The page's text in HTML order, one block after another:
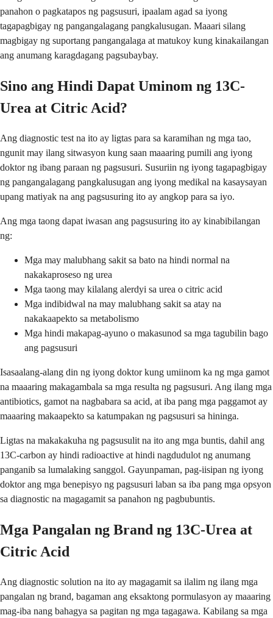
panahon o pagkatapos ng pagsusuri, ipaalam agad sa iyong
tagapagbigay ng pangangalagang pangkalusugan. Maaari silang
magbigay ng suportang pangangalaga at matukoy kung kinakailangan
ang anumang karagdagang pagsubaybay.
Sino ang Hindi Dapat Uminom ng 13C-
Urea at Citric Acid?
Ang diagnostic test na ito ay ligtas para sa karamihan ng mga tao,
ngunit may ilang sitwasyon kung saan maaaring pumili ang iyong
doktor ng ibang paraan ng pagsusuri. Susuriin ng iyong tagapagbigay
ng pangangalagang pangkalusugan ang iyong medikal na kasaysayan
upang matiyak na ang pagsusuring ito ay angkop para sa iyo.
Ang mga taong dapat iwasan ang pagsusuring ito ay kinabibilangan
ng:
Mga may malubhang sakit sa bato na hindi normal na
nakakaproseso ng urea
Mga taong may kilalang alerdyi sa urea o citric acid
Mga indibidwal na may malubhang sakit sa atay na
nakakaapekto sa metabolismo
Mga hindi makapag-ayuno o makasunod sa mga tagubilin bago
ang pagsusuri
Isasaalang-alang din ng iyong doktor kung umiinom ka ng mga gamot
na maaaring makagambala sa mga resulta ng pagsusuri. Ang ilang mga
antibiotics, gamot na nagbabara sa acid, at iba pang mga paggamot ay
maaaring makaapekto sa katumpakan ng pagsusuri sa hininga.
Ligtas na makakakuha ng pagsusulit na ito ang mga buntis, dahil ang
13C-carbon ay hindi radioactive at hindi nagdudulot ng anumang
panganib sa lumalaking sanggol. Gayunpaman, pag-iisipan ng iyong
doktor ang mga benepisyo ng pagsusuri laban sa iba pang mga opsyon
sa diagnostic na magagamit sa panahon ng pagbubuntis.
Mga Pangalan ng Brand ng 13C-Urea at
Citric Acid
Ang diagnostic solution na ito ay magagamit sa ilalim ng ilang mga
pangalan ng brand, bagaman ang eksaktong pormulasyon ay maaaring
mag-iba nang bahagya sa pagitan ng mga tagagawa. Kabilang sa mga